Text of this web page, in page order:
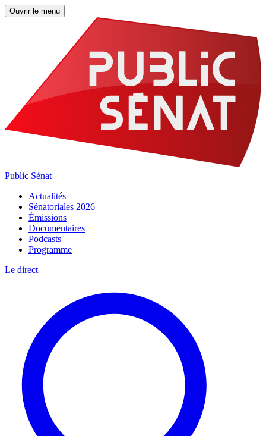
Ouvrir le menu
Public Sénat
Actualités
Sénatoriales 2026
Émissions
Documentaires
Podcasts
Programme
Le direct